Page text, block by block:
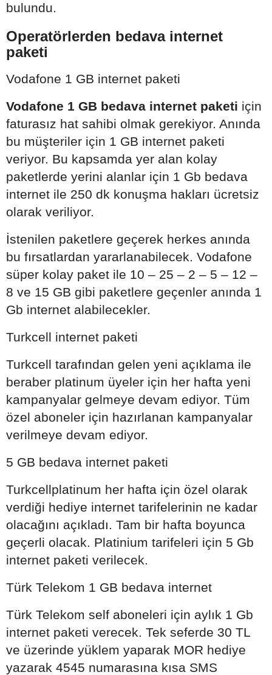
bulundu.
Operatörlerden bedava internet
paketi
Vodafone 1 GB internet paketi
Vodafone 1 GB bedava internet paketi için
faturasız hat sahibi olmak gerekiyor. Anında
bu müşteriler için 1 GB internet paketi
veriyor. Bu kapsamda yer alan kolay
paketlerde yerini alanlar için 1 Gb bedava
internet ile 250 dk konuşma hakları ücretsiz
olarak veriliyor.
İstenilen paketlere geçerek herkes anında
bu fırsatlardan yararlanabilecek. Vodafone
süper kolay paket ile 10 – 25 – 2 – 5 – 12 –
8 ve 15 GB gibi paketlere geçenler anında 1
Gb internet alabilecekler.
Turkcell internet paketi
Turkcell tarafından gelen yeni açıklama ile
beraber platinum üyeler için her hafta yeni
kampanyalar gelmeye devam ediyor. Tüm
özel aboneler için hazırlanan kampanyalar
verilmeye devam ediyor.
5 GB bedava internet paketi
Turkcellplatinum her hafta için özel olarak
verdiği hediye internet tarifelerinin ne kadar
olacağını açıkladı. Tam bir hafta boyunca
geçerli olacak. Platinium tarifeleri için 5 Gb
internet paketi verilecek.
Türk Telekom 1 GB bedava internet
Türk Telekom self aboneleri için aylık 1 Gb
internet paketi verecek. Tek seferde 30 TL
ve üzerinde yüklem yaparak MOR hediye
yazarak 4545 numarasına kısa SMS